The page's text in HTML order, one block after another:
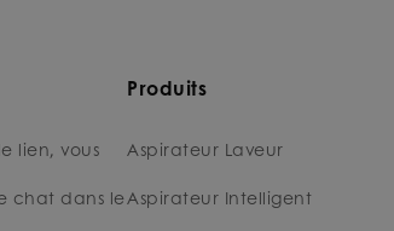
lien, vous
chat dans le
Produits
Aspirateur Laveur
Aspirateur Intelligent